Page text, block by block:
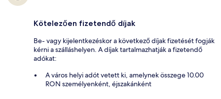
Kötelezően fizetendő díjak
Be- vagy kijelentkezéskor a következő díjak fizetését fogják
kérni a szálláshelyen. A díjak tartalmazhatják a fizetendő
adókat:
A város helyi adót vetett ki, amelynek összege 10.00
RON személyenként, éjszakánként